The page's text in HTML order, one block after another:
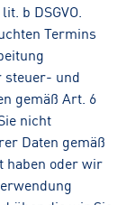
b DSGVO.
Termins
steuer- und
gemäß Art. 6
nicht
Daten gemäß
haben oder wir